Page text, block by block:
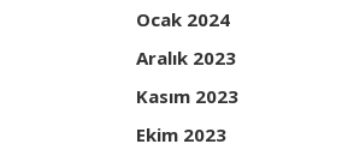
Ocak 2024
Aralık 2023
Kasım 2023
Ekim 2023